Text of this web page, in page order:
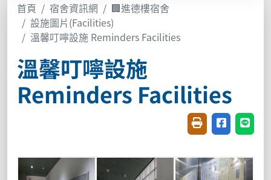
首頁 宿舍資訊網
🏢進德樓宿舍
設施圖片(Facilities)
溫馨叮嚀設施 Reminders Facilities
溫馨叮嚀設施
Reminders Facilities
友善列印(開新視
分享至臉書
分享